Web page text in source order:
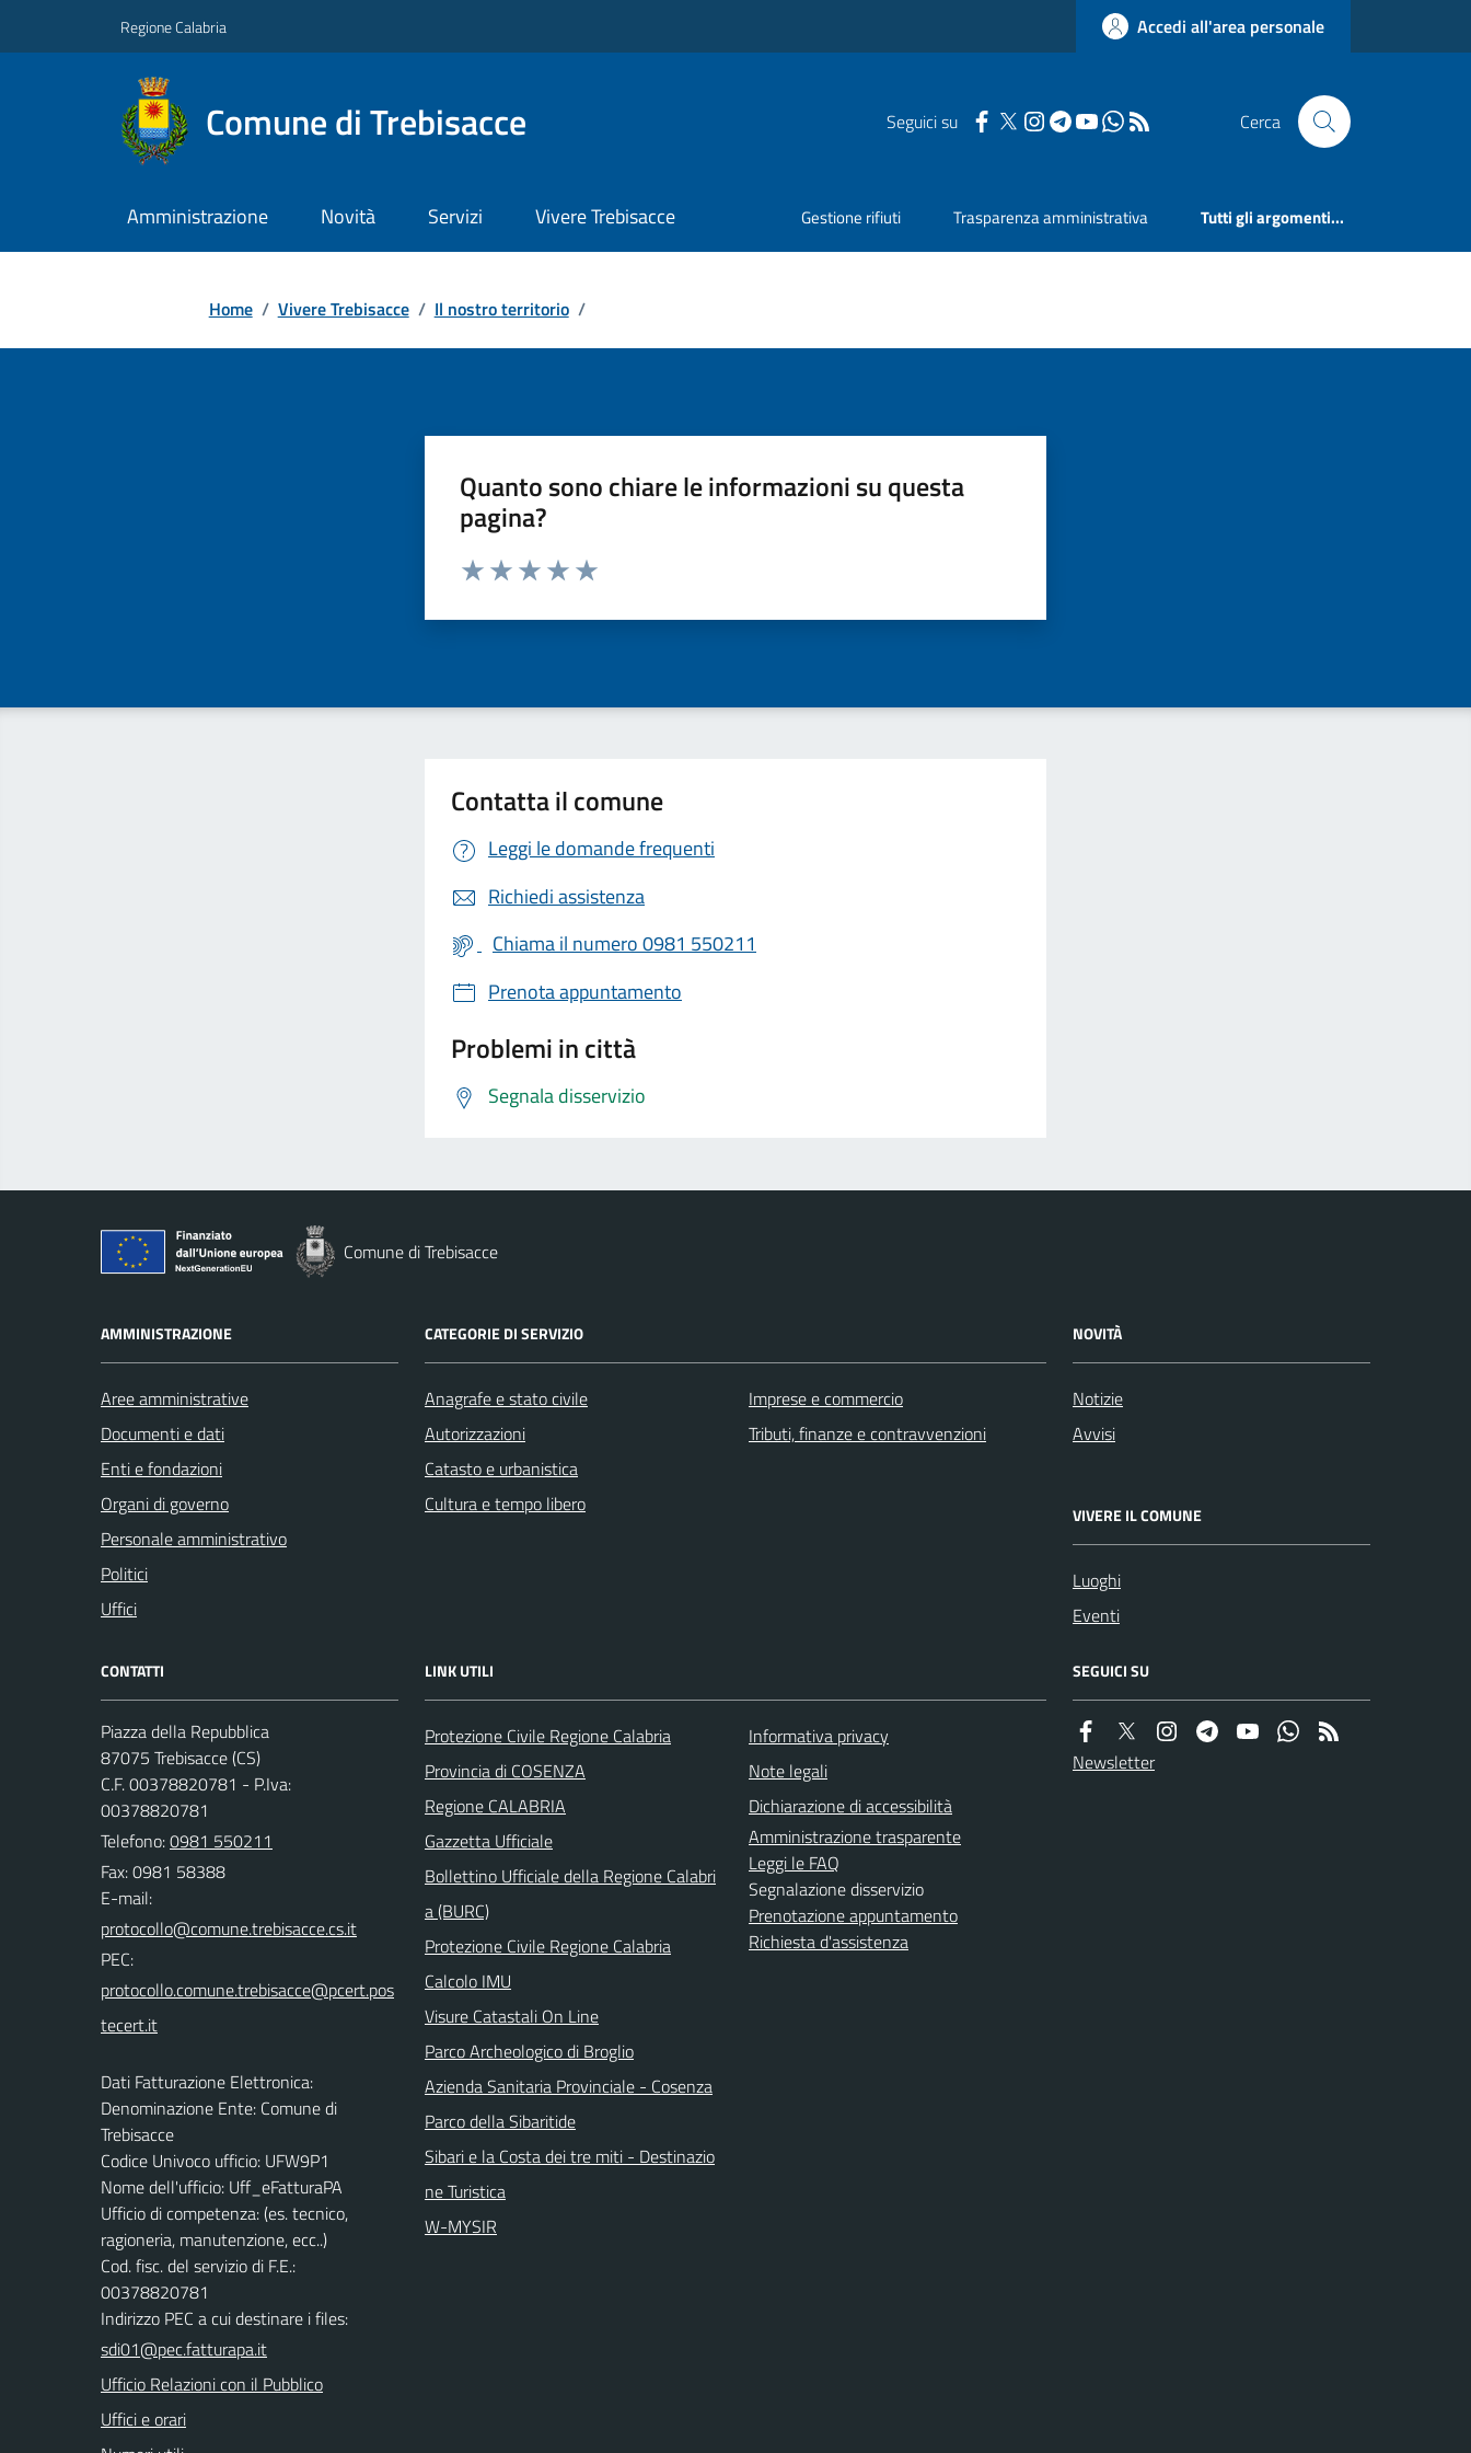
Regione Calabria Accedi all'area personale
Comune di Trebisacce Seguici su Cerca
Amministrazione Novità Servizi Vivere Trebisacce Gestione rifiuti Trasparenza amministrativa Tutti gli argomenti...
Home / Vivere Trebisacce / Il nostro territorio /
Quanto sono chiare le informazioni su questa
pagina?
Valuta da 1 a 5 stelle la pagina
Contatta il comune
Leggi le domande frequenti
Richiedi assistenza
Chiama il numero 0981 550211
Prenota appuntamento
Problemi in città
Segnala disservizio
Comune di Trebisacce
AMMINISTRAZIONE
Aree amministrative
Documenti e dati
Enti e fondazioni
Organi di governo
Personale amministrativo
Politici
Uffici
CATEGORIE DI SERVIZIO
Anagrafe e stato civile
Autorizzazioni
Catasto e urbanistica
Cultura e tempo libero
Imprese e commercio
Tributi, finanze e contravvenzioni
NOVITÀ
Notizie
Avvisi
VIVERE IL COMUNE
Luoghi
Eventi
CONTATTI
Piazza della Repubblica
87075 Trebisacce (CS)
C.F. 00378820781 - P.Iva:
00378820781
Telefono:0981 550211
Fax: 0981 58388
E-mail:
PEC:
Dati Fatturazione Elettronica:
Denominazione Ente: Comune di
Trebisacce
Codice Univoco ufficio: UFW9P1
Nome dell'ufficio: Uff_eFatturaPA
Ufficio di competenza: (es. tecnico,
ragioneria, manutenzione, ecc..)
Cod. fisc. del servizio di F.E.:
00378820781
Indirizzo PEC a cui destinare i files:
sdi01@pec.fatturapa.it
Ufficio Relazioni con il Pubblico
Uffici e orari
LINK UTILI
Protezione Civile Regione Calabria
Provincia di COSENZA
Regione CALABRIA
Gazzetta Ufficiale
Bollettino Ufficiale della Regione Calabri
a (BURC)
Protezione Civile Regione Calabria
Calcolo IMU
Visure Catastali On Line
Parco Archeologico di Broglio
Azienda Sanitaria Provinciale - Cosenza
Parco della Sibaritide
Sibari e la Costa dei tre miti - Destinazio
ne Turistica
W-MYSIR
Informativa privacy
Note legali
Dichiarazione di accessibilità
Amministrazione trasparente
Leggi le FAQ
Segnalazione disservizio
Prenotazione appuntamento
Richiesta d'assistenza
SEGUICI SU
Newsletter